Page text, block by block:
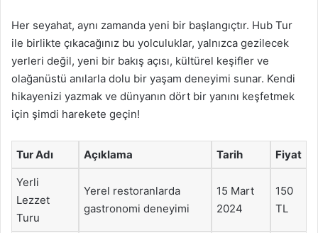
Her seyahat, aynı zamanda yeni bir başlangıçtır. Hub Tur
ile birlikte çıkacağınız bu yolculuklar, yalnızca gezilecek
yerleri değil, yeni bir bakış açısı, kültürel keşifler ve
olağanüstü anılarla dolu bir yaşam deneyimi sunar. Kendi
hikayenizi yazmak ve dünyanın dört bir yanını keşfetmek
için şimdi harekete geçin!
Tur Adı Açıklama Tarih Fiyat
Yerli
Lezzet
Turu
Yerel restoranlarda
gastronomi deneyimi
15 Mart
2024
150
TL